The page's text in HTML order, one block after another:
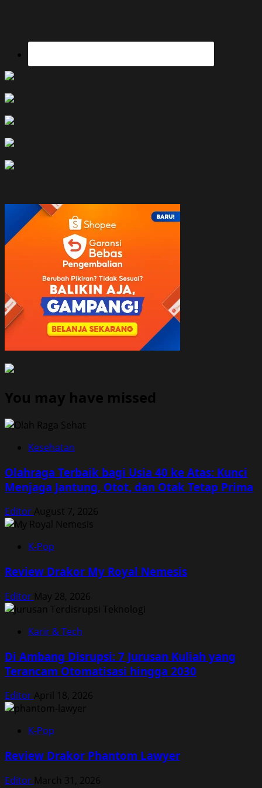
You may have missed
Kesehatan
Olahraga Terbaik bagi Usia 40 ke Atas: Kunci
Menjaga Jantung, Otot, dan Otak Tetap Prima
Editor August 7, 2026
K-Pop
Review Drakor My Royal Nemesis
Editor May 28, 2026
Karir & Tech
Di Ambang Disrupsi: 7 Jurusan Kuliah yang
Terancam Otomatisasi hingga 2030
Editor April 18, 2026
K-Pop
Review Drakor Phantom Lawyer
Editor March 31, 2026